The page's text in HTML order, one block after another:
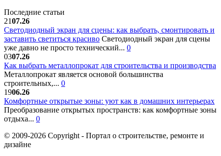
Последние статьи
2107.26
Светодиодный экран для сцены: как выбрать, смонтировать и
заставить светиться красиво Светодиодный экран для сцены
уже давно не просто технический... 0
0307.26
Как выбрать металлопрокат для строительства и производства
Металлопрокат является основой большинства
строительных,... 0
1906.26
Комфортные открытые зоны: уют как в домашних интерьерах
Преобразование открытых пространств: как комфортные зоны
отдыха... 0
© 2009-2026 Copyright - Портал о строительстве, ремонте и
дизайне